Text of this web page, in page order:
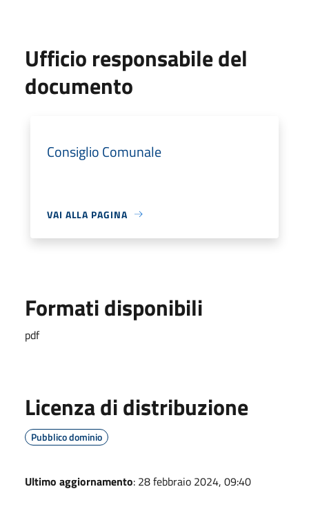
Ufficio responsabile del
documento
Consiglio Comunale
VAI ALLA PAGINA
Formati disponibili
pdf
Licenza di distribuzione
Pubblico dominio
Ultimo aggiornamento: 28 febbraio 2024, 09:40